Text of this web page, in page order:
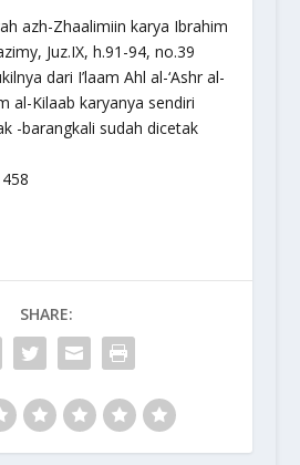
azh-Zhaalimiin karya Ibrahim
Juz.IX, h.91-94, no.39
dari I’laam Ahl al-‘Ashr al-
al-Kilaab karyanya sendiri
-barangkali sudah dicetak
458
SHARE: